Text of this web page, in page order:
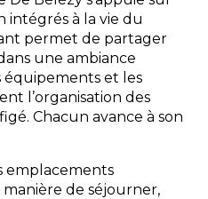
intégrés à la vie du
permet de partager
une ambiance
équipements et les
l’organisation des
Chacun avance à son
emplacements
de séjourner,